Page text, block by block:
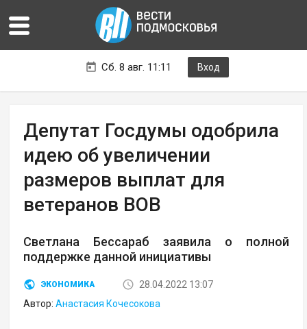
Сб. 8 авг. 11:11 Вход
Депутат Госдумы одобрила
идею об увеличении
размеров выплат для
ветеранов ВОВ
Светлана Бессараб заявила о полной
поддержке данной инициативы
ЭКОНОМИКА
28.04.2022 13:07
Автор:Анастасия Кочесокова